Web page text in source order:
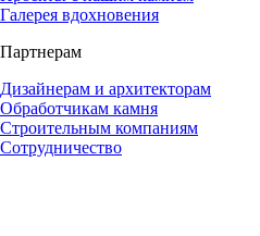
Галерея вдохновения
Партнерам
Дизайнерам и архитекторам
Обработчикам камня
Строительным компаниям
Сотрудничество